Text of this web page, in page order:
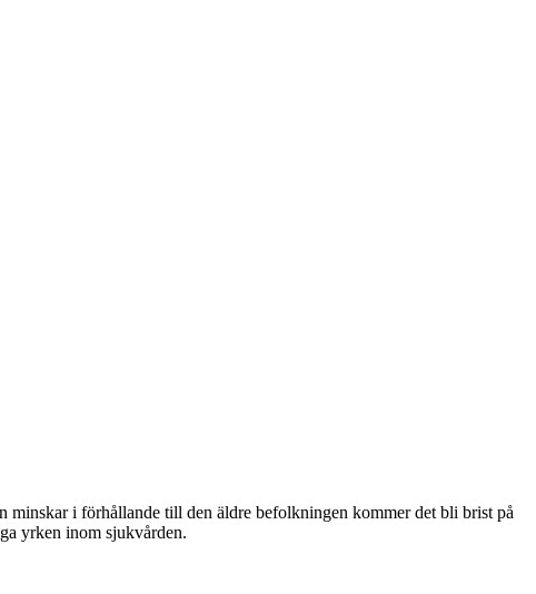
minskar i förhållande till den äldre befolkningen kommer det bli brist på
yrken inom sjukvården.